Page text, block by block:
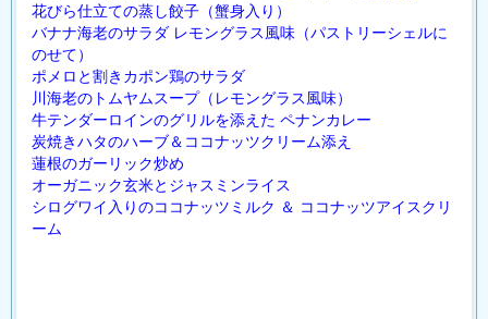
花びら仕立ての蒸し餃子（蟹身入り）
バナナ海老のサラダ レモングラス風味（パストリーシェルに
のせて）
ポメロと割きカポン鶏のサラダ
川海老のトムヤムスープ（レモングラス風味）
牛テンダーロインのグリルを添えた ペナンカレー
炭焼きハタのハーブ＆ココナッツクリーム添え
蓮根のガーリック炒め
オーガニック玄米とジャスミンライス
シログワイ入りのココナッツミルク ＆ ココナッツアイスクリ
ーム